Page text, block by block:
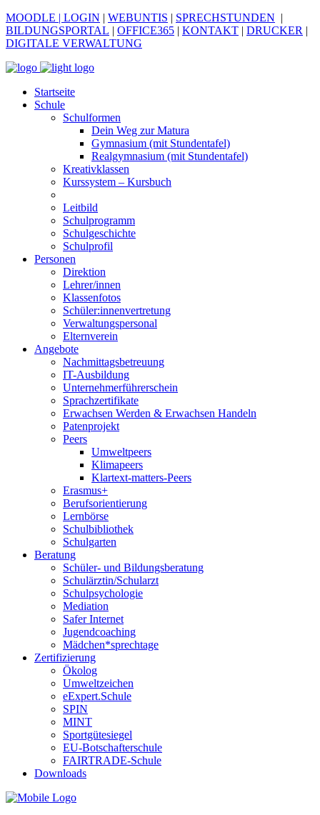
MOODLE | LOGIN | WEBUNTIS | SPRECHSTUNDEN |
BILDUNGSPORTAL | OFFICE365 | KONTAKT | DRUCKER |
DIGITALE VERWALTUNG
Startseite
Schule
Schulformen
Dein Weg zur Matura
Gymnasium (mit Stundentafel)
Realgymnasium (mit Stundentafel)
Kreativklassen
Kurssystem – Kursbuch
Leitbild
Schulprogramm
Schulgeschichte
Schulprofil
Personen
Direktion
Lehrer/innen
Klassenfotos
Schüler:innenvertretung
Verwaltungspersonal
Elternverein
Angebote
Nachmittagsbetreuung
IT-Ausbildung
Unternehmerführerschein
Sprachzertifikate
Erwachsen Werden & Erwachsen Handeln
Patenprojekt
Peers
Umweltpeers
Klimapeers
Klartext-matters-Peers
Erasmus+
Berufsorientierung
Lernbörse
Schulbibliothek
Schulgarten
Beratung
Schüler- und Bildungsberatung
Schulärztin/Schularzt
Schulpsychologie
Mediation
Safer Internet
Jugendcoaching
Mädchen*sprechtage
Zertifizierung
Ökolog
Umweltzeichen
eExpert.Schule
SPIN
MINT
Sportgütesiegel
EU-Botschafterschule
FAIRTRADE-Schule
Downloads